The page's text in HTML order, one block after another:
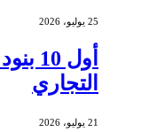
25 يوليو، 2026
أول
التجاري
21 يوليو، 2026